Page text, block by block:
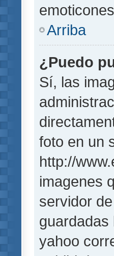
Arriba
¿Puedo
Sí, las
foto en un
http://
imagenes
servidor
guardadas
yahoo